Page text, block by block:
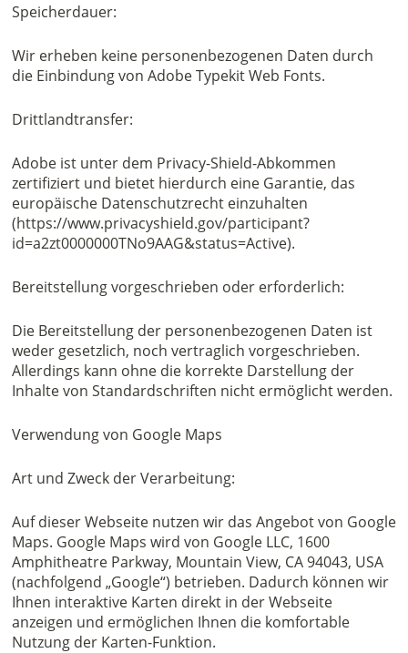
Speicherdauer:
Wir erheben keine personenbezogenen Daten durch
die Einbindung von Adobe Typekit Web Fonts.
Drittlandtransfer:
Adobe ist unter dem Privacy-Shield-Abkommen
zertifiziert und bietet hierdurch eine Garantie, das
europäische Datenschutzrecht einzuhalten
(https://www.privacyshield.gov/participant?
id=a2zt0000000TNo9AAG&status=Active).
Bereitstellung vorgeschrieben oder erforderlich:
Die Bereitstellung der personenbezogenen Daten ist
weder gesetzlich, noch vertraglich vorgeschrieben.
Allerdings kann ohne die korrekte Darstellung der
Inhalte von Standardschriften nicht ermöglicht werden.
Verwendung von Google Maps
Art und Zweck der Verarbeitung:
Auf dieser Webseite nutzen wir das Angebot von Google
Maps. Google Maps wird von Google LLC, 1600
Amphitheatre Parkway, Mountain View, CA 94043, USA
(nachfolgend „Google“) betrieben. Dadurch können wir
Ihnen interaktive Karten direkt in der Webseite
anzeigen und ermöglichen Ihnen die komfortable
Nutzung der Karten-Funktion.